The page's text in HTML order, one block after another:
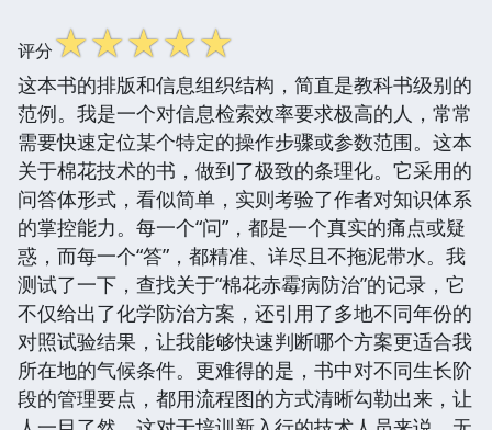
评分☆☆☆☆☆
这本书的排版和信息组织结构，简直是教科书级别的
范例。我是一个对信息检索效率要求极高的人，常常
需要快速定位某个特定的操作步骤或参数范围。这本
关于棉花技术的书，做到了极致的条理化。它采用的
问答体形式，看似简单，实则考验了作者对知识体系
的掌控能力。每一个“问”，都是一个真实的痛点或疑
惑，而每一个“答”，都精准、详尽且不拖泥带水。我
测试了一下，查找关于“棉花赤霉病防治”的记录，它
不仅给出了化学防治方案，还引用了多地不同年份的
对照试验结果，让我能够快速判断哪个方案更适合我
所在地的气候条件。更难得的是，书中对不同生长阶
段的管理要点，都用流程图的方式清晰勾勒出来，让